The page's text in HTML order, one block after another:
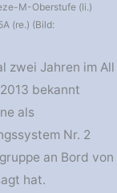
M-Oberstufe (li.)
(re.) (Bild:
zwei Jahren im All
bekannt
als
Nr. 2
an Bord von
hat.